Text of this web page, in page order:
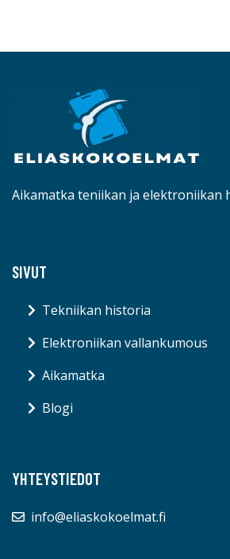
Aikamatka teniikan ja elektroniikan
SIVUT
Tekniikan historia
Elektroniikan vallankumous
Aikamatka
Blogi
YHTEYSTIEDOT
info@eliaskokoelmat.fi